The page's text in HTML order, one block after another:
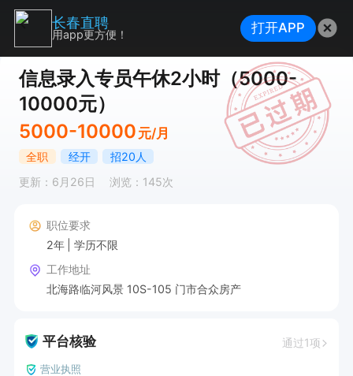
信息录入专员午休2小时（5000-
10000元）
5000-10000 元/月
全职 经开
招20人
更新：6月26日
浏览：145次
职位要求
2年
学历不限
工作地址
北海路临河风景 10S-105 门市合众房产
平台核验 通过1项
营业执照
长春直聘
用app更方便！ 打开APP